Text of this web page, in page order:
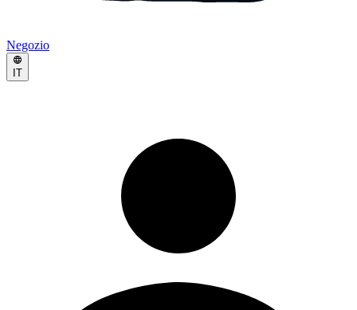
Negozio
IT